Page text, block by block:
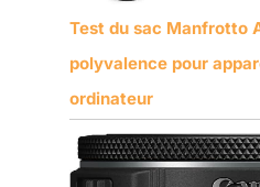
Test du sac Manfrotto
polyvalence pour
ordinateur